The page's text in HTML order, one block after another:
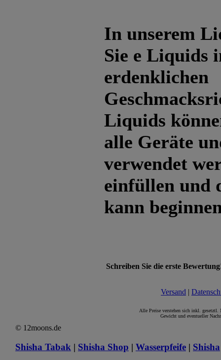
In unserem
Sie e Liquids
erdenklichen
Liquids
alle Geräte
verwendet
einfüllen und
kann
Schreiben Sie die erste
Versand |
Alle Preise verstehen sich inkl.
Gewicht und eventueller
© 12moons.de
Shisha Tabak | Shisha Shop | Wasserpfeife | Shisha